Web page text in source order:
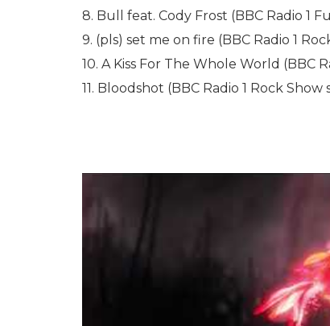
8. Bull feat. Cody Frost (BBC Radio 1
9. (pls) set me on fire (BBC Radio 1
10. A Kiss For The Whole World (BBC
11. Bloodshot (BBC Radio 1 Rock Show